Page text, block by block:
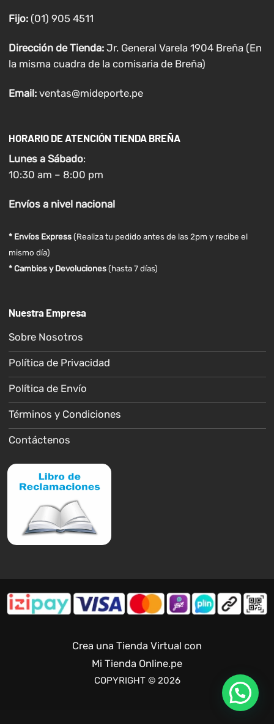
Fijo:(01) 905 4511
Dirección de Tienda: Jr. General Varela 1904 Breña (En
la misma cuadra de la comisaria de Breña)
Email: ventas@mideporte.pe
HORARIO DE ATENCIÓN TIENDA BREÑA
Lunes a Sábado:
10:30 am – 8:00 pm
Envíosa nivel nacional
* Envíos Express(Realiza tu pedido antes de las 2pm y recibe el
mismo día)
* Cambios y Devoluciones (hasta 7 días)
Nuestra Empresa
Sobre Nosotros
Política de Privacidad
Política de Envío
Términos y Condiciones
Contáctenos
Crea una Tienda Virtual con
Mi Tienda Online.pe
COPYRIGHT © 2026